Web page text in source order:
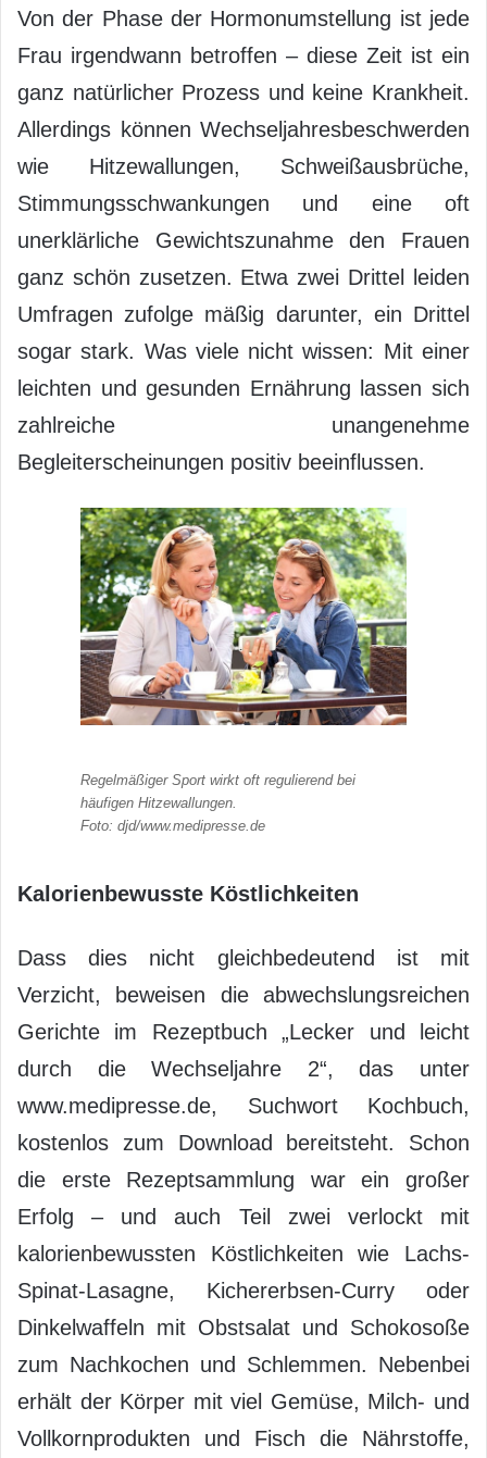
Von der Phase der Hormonumstellung ist jede
Frau irgendwann betroffen – diese Zeit ist ein
ganz natürlicher Prozess und keine Krankheit.
Allerdings können Wechseljahresbeschwerden
wie Hitzewallungen, Schweißausbrüche,
Stimmungsschwankungen und eine oft
unerklärliche Gewichtszunahme den Frauen
ganz schön zusetzen. Etwa zwei Drittel leiden
Umfragen zufolge mäßig darunter, ein Drittel
sogar stark. Was viele nicht wissen: Mit einer
leichten und gesunden Ernährung lassen sich
zahlreiche unangenehme
Begleiterscheinungen positiv beeinflussen.
Regelmäßiger Sport wirkt oft regulierend bei
häufigen Hitzewallungen.
Foto: djd/www.medipresse.de
Kalorienbewusste Köstlichkeiten
Dass dies nicht gleichbedeutend ist mit
Verzicht, beweisen die abwechslungsreichen
Gerichte im Rezeptbuch „Lecker und leicht
durch die Wechseljahre 2“, das unter
www.medipresse.de, Suchwort Kochbuch,
kostenlos zum Download bereitsteht. Schon
die erste Rezeptsammlung war ein großer
Erfolg – und auch Teil zwei verlockt mit
kalorienbewussten Köstlichkeiten wie Lachs-
Spinat-Lasagne, Kichererbsen-Curry oder
Dinkelwaffeln mit Obstsalat und Schokosoße
zum Nachkochen und Schlemmen. Nebenbei
erhält der Körper mit viel Gemüse, Milch- und
Vollkornprodukten und Fisch die Nährstoffe,